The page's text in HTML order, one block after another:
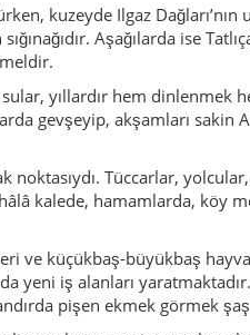
gece hayatı yerine;
genellikle hem doğa hem
adrestir – sıcak suda, serin
zurna ile yapılan klasik
eskiden beri bilinen yerel
ortak alanların bakımında
içilen bir bardak çay, çoğu